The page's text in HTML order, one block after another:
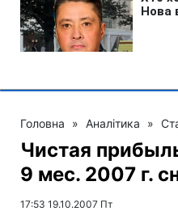
Головна » Аналітика »
Чистая
9 мес. 2007 г.
17:53 19.10.2007 Пт